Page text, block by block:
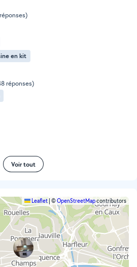
en kit
réponses)
Voir tout
Leaflet| ©OpenStreetMapcontributors